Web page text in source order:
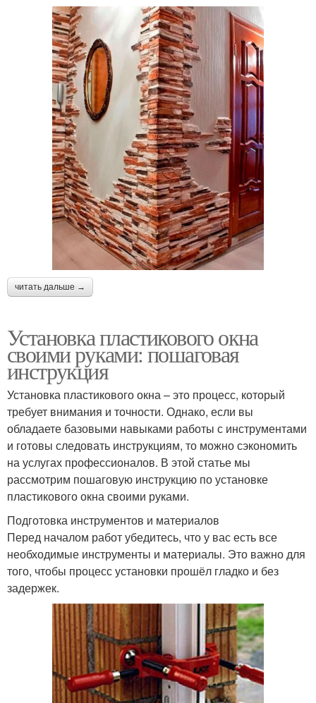
читать дальше →
Установка пластикового окна
своими руками: пошаговая
инструкция
Установка пластикового окна – это процесс, который
требует внимания и точности. Однако, если вы
обладаете базовыми навыками работы с инструментами
и готовы следовать инструкциям, то можно сэкономить
на услугах профессионалов. В этой статье мы
рассмотрим пошаговую инструкцию по установке
пластикового окна своими руками.
Подготовка инструментов и материалов
Перед началом работ убедитесь, что у вас есть все
необходимые инструменты и материалы. Это важно для
того, чтобы процесс установки прошёл гладко и без
задержек.